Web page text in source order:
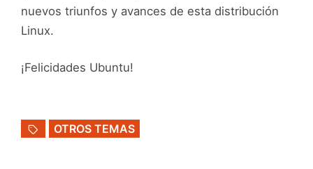
nuevos triunfos y avances de esta distribución
Linux.
¡Felicidades Ubuntu!
OTROS TEMAS